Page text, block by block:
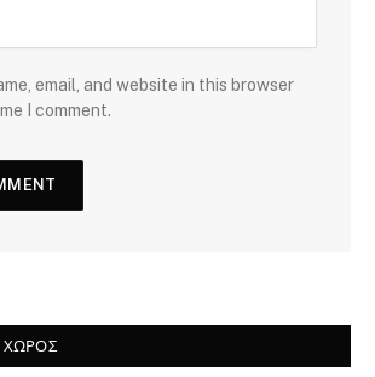
email, and website in this browser
I comment.
ΧΏΡΟΣ